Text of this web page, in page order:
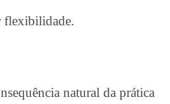
flexibilidade.
natural da prática